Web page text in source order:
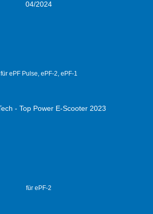
für ePF Pulse, ePF-2, ePF-1
für ePF-2